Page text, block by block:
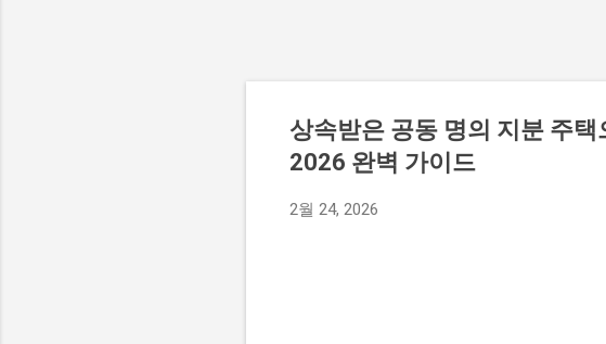
상속받은 공동 명의 지분 주
2026 완벽 가이드
2월 24, 2026